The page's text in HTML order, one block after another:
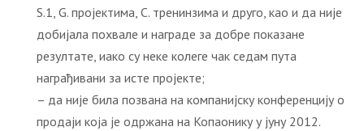
S.1, G. пројектима, C. тренинзима и друго, као и да није
добијала похвале и награде за добре показане
резултате, иако су неке колеге чак седам пута
награђивани за исте пројекте;
– да није била позвана на компанијску конференцију о
продаји која је одржана на Копаонику у јуну 2012.